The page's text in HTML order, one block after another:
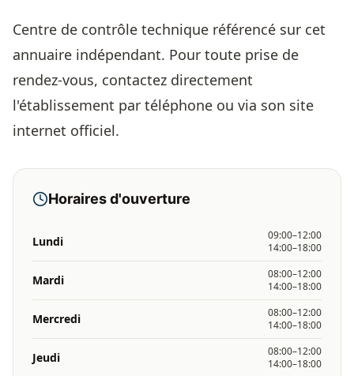
Centre de contrôle technique référencé sur cet
annuaire indépendant. Pour toute prise de
rendez-vous, contactez directement
l'établissement par téléphone ou via son site
internet officiel.
Horaires d'ouverture
Lundi
09:00–12:00
14:00–18:00
Mardi
08:00–12:00
14:00–18:00
Mercredi
08:00–12:00
14:00–18:00
Jeudi
08:00–12:00
14:00–18:00